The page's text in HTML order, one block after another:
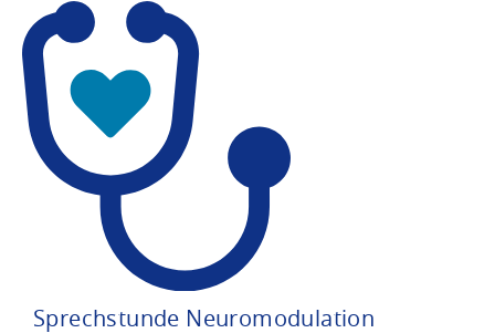
Sprechstunde Neuromodulation